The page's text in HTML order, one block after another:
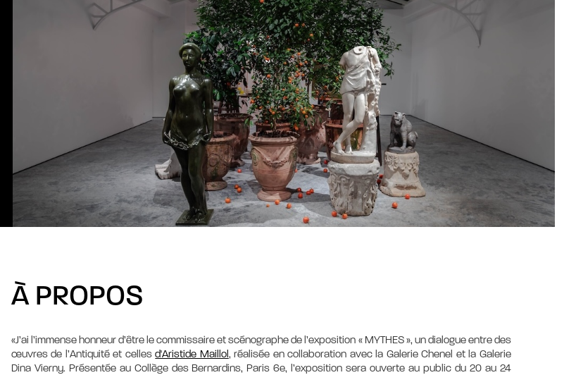
À PROPOS
«J’ai l’immense honneur d’être le commissaire et scénographe de l’exposition « MYTHES », un dialogue entre des
œuvres de l’Antiquité et cellesd'Aristide Maillol, réalisée en collaboration avec la Galerie Chenel et la Galerie
Dina Vierny. Présentée au Collège des Bernardins, Paris 6e, l’exposition sera ouverte au public du 20 au 24